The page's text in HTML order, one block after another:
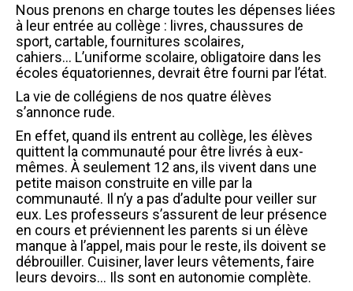
Nous prenons en charge toutes les dépenses liées
à leur entrée au collège : livres, chaussures de
sport, cartable, fournitures scolaires,
cahiers… L’uniforme scolaire, obligatoire dans les
écoles équatoriennes, devrait être fourni par l’état.
La vie de collégiens de nos quatre élèves
s’annonce rude.
En effet, quand ils entrent au collège, les élèves
quittent la communauté pour être livrés à eux-
mêmes. À seulement 12 ans, ils vivent dans une
petite maison construite en ville par la
communauté. Il n’y a pas d’adulte pour veiller sur
eux. Les professeurs s’assurent de leur présence
en cours et préviennent les parents si un élève
manque à l’appel, mais pour le reste, ils doivent se
débrouiller. Cuisiner, laver leurs vêtements, faire
leurs devoirs… Ils sont en autonomie complète.